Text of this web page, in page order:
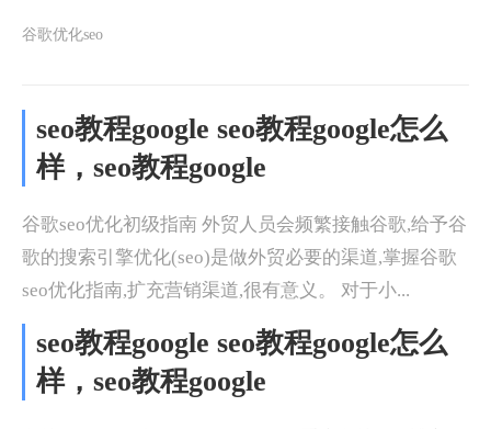
谷歌优化seo
seo教程google seo教程google怎么
样，seo教程google
谷歌seo优化初级指南 外贸人员会频繁接触谷歌,给予谷
歌的搜索引擎优化(seo)是做外贸必要的渠道,掌握谷歌
seo优化指南,扩充营销渠道,很有意义。 对于小...
seo教程google seo教程google怎么
样，seo教程google